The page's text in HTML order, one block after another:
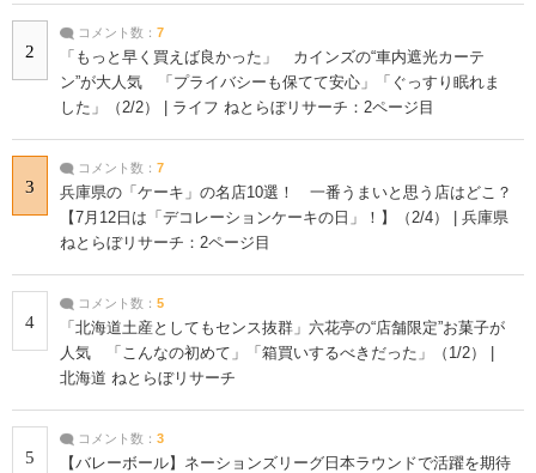
2
コメント数： 7
「もっと早く買えば良かった」 カインズの“車内遮光カーテ
ン”が大人気 「プライバシーも保てて安心」「ぐっすり眠れま
した」（2/2） | ライフ ねとらぼリサーチ：2ページ目
3
コメント数： 7
兵庫県の「ケーキ」の名店10選！ 一番うまいと思う店はどこ？
【7月12日は「デコレーションケーキの日」！】（2/4） | 兵庫県
ねとらぼリサーチ：2ページ目
4
コメント数： 5
「北海道土産としてもセンス抜群」六花亭の“店舗限定”お菓子が
人気 「こんなの初めて」「箱買いするべきだった」（1/2） |
北海道 ねとらぼリサーチ
5
コメント数： 3
【バレーボール】ネーションズリーグ日本ラウンドで活躍を期待